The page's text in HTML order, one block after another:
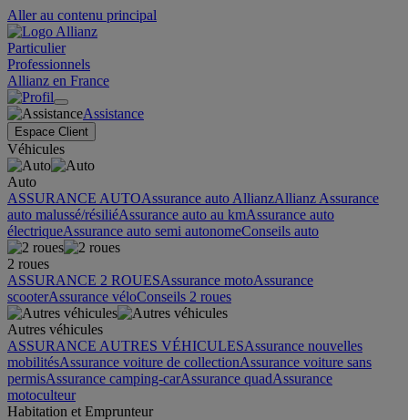
Aller au contenu principal
Particulier
Professionnels
Allianz en France
Assistance
Espace Client
Véhicules
Auto
ASSURANCE AUTOAssurance auto AllianzAllianz Assurance
auto malussé/résiliéAssurance auto au kmAssurance auto
électriqueAssurance auto semi autonomeConseils auto
2 roues
ASSURANCE 2 ROUESAssurance motoAssurance
scooterAssurance véloConseils 2 roues
Autres véhicules
ASSURANCE AUTRES VÉHICULESAssurance nouvelles
mobilitésAssurance voiture de collectionAssurance voiture sans
permisAssurance camping-carAssurance quadAssurance
motoculteur
Habitation et Emprunteur